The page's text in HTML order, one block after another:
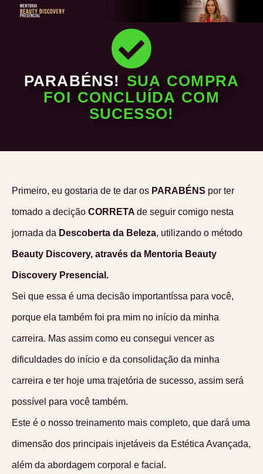
PARABÉNS! SUA COMPRA
FOI CONCLUÍDA COM
SUCESSO!
Primeiro, eu gostaria de te dar os PARABÉNS por ter
tomado a decição CORRETA de seguir comigo nesta
jornada da Descoberta da Beleza, utilizando o método
Beauty Discovery, através da Mentoria Beauty
Discovery Presencial.
Sei que essa é uma decisão importantíssa para você,
porque ela também foi pra mim no início da minha
carreira. Mas assim como eu consegui vencer as
dificuldades do início e da consolidação da minha
carreira e ter hoje uma trajetória de sucesso, assim será
possível para você também.
Este é o nosso treinamento mais completo, que dará uma
dimensão dos principais injetáveis da Estética Avançada,
além da abordagem corporal e facial.